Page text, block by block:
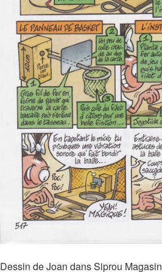
Dessin de Joan dans Siprou